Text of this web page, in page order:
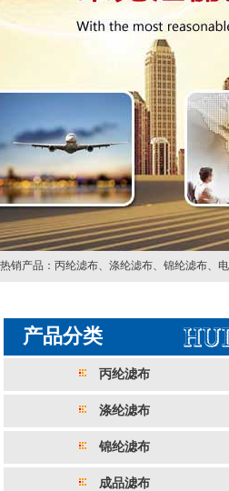
热销产品： 丙纶滤布、 涤纶滤布、 锦纶滤布、
产品分类
丙纶滤布
涤纶滤布
锦纶滤布
成品滤布